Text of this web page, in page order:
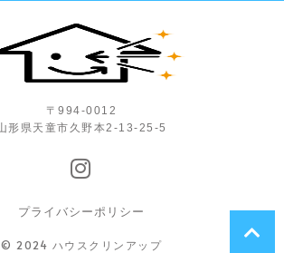
〒994-0012
形県天童市久野本2-13-25-5
プライバシーポリシー
© 2024 ハウスクリンアップ